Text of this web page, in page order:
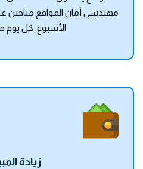
الأسبوع. كل يوم
زيادة